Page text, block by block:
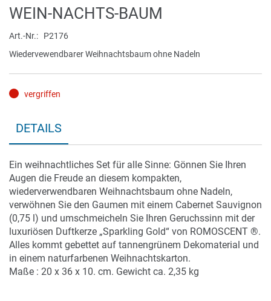
Zum
Anfang
der
Bildergalerie
WEIN-NACHTS-BAUM
Art.-Nr.
P2176
Wiedervewendbarer Weihnachtsbaum ohne Nadeln
vergriffen
DETAILS
Ein weihnachtliches Set für alle Sinne: Gönnen Sie Ihren
Augen die Freude an diesem kompakten,
wiederverwendbaren Weihnachtsbaum ohne Nadeln,
verwöhnen Sie den Gaumen mit einem Cabernet Sauvignon
(0,75 l) und umschmeicheln Sie Ihren Geruchssinn mit der
luxuriösen Duftkerze „Sparkling Gold“ von ROMOSCENT ®.
Alles kommt gebettet auf tannengrünem Dekomaterial und
in einem naturfarbenen Weihnachtskarton.
Maße : 20 x 36 x 10. cm. Gewicht ca. 2,35 kg